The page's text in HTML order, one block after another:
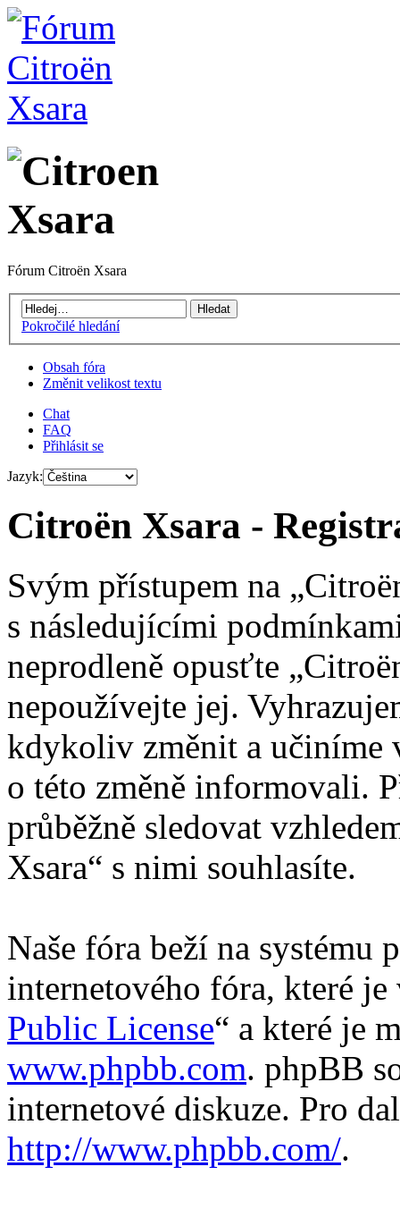
Fórum Citroën Xsara
Pokročilé hledání
Obsah fóra
Změnit velikost textu
Chat
FAQ
Přihlásit se
Jazyk:
Citroën Xsara -
Svým přístupem na
s následujícími
neprodleně opusťte
nepoužívejte jej.
kdykoliv změnit a učiníme
o této změně informovali.
průběžně sledovat
Xsara“ s nimi souhlasíte.
Naše fóra beží na systému
internetového fóra, které
Public License“ a které je
www.phpbb.com. phpBB
internetové diskuze. Pro
http://www.phpbb.com/.